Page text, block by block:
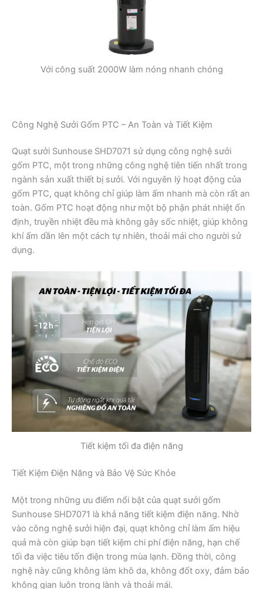
Với công suất 2000W làm nóng nhanh chóng
Công Nghệ Sưởi Gốm PTC – An Toàn và Tiết Kiệm
Quạt sưởi Sunhouse SHD7071 sử dụng công nghệ sưởi
gốm PTC, một trong những công nghệ tiên tiến nhất trong
ngành sản xuất thiết bị sưởi. Với nguyên lý hoạt động của
gốm PTC, quạt không chỉ giúp làm ấm nhanh mà còn rất an
toàn. Gốm PTC hoạt động như một bộ phận phát nhiệt ổn
định, truyền nhiệt đều mà không gây sốc nhiệt, giúp không
khí ấm dần lên một cách tự nhiên, thoải mái cho người sử
dụng.
Tiết kiệm tối đa điện năng
Tiết Kiệm Điện Năng và Bảo Vệ Sức Khỏe
Một trong những ưu điểm nổi bật của quạt sưởi gốm
Sunhouse SHD7071 là khả năng tiết kiệm điện năng. Nhờ
vào công nghệ sưởi hiện đại, quạt không chỉ làm ấm hiệu
quả mà còn giúp bạn tiết kiệm chi phí điện năng, hạn chế
tối đa việc tiêu tốn điện trong mùa lạnh. Đồng thời, công
nghệ này cũng không làm khô da, không đốt oxy, đảm bảo
không gian luôn trong lành và thoải mái.